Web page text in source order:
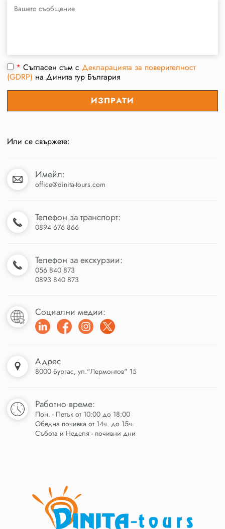
*Съгласен съм сДекларацията за поверителност
(GDRP) на Динита тур България
Или се свържете:
Имейл:
office@dinita-tours.com
Телефон за транспорт:
0894 676 866
Телефон за екскурзии:
056 840 873
0893 840 873
Социални медии:
Адрес
8000 Бургас, ул."Лермонтов" 15
Работно време:
Пон. - Петък от 10:00 до 18:00
Обедна почивка от 14ч. до 15ч.
Събота и Неделя - почивни дни